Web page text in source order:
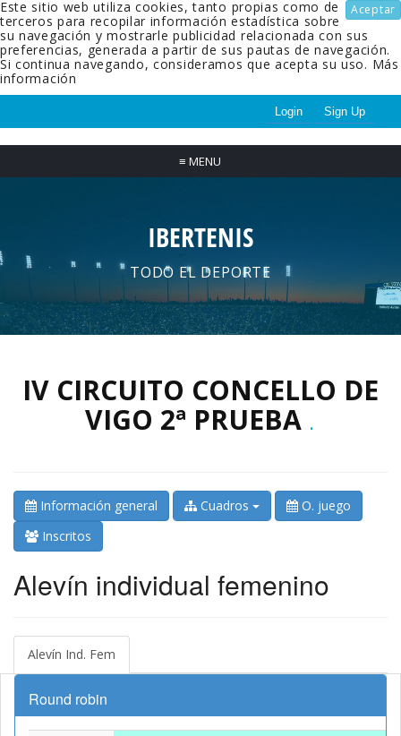
Aceptar
Este sitio web utiliza cookies, tanto propias como de
terceros para recopilar información estadística sobre
su navegación y mostrarle publicidad relacionada con sus
preferencias, generada a partir de sus pautas de navegación.
Si continua navegando, consideramos que acepta su uso. Más
información
Login Sign Up
≡ MENU
IBERTENIS
TODO EL DEPORTE
IV CIRCUITO CONCELLO DE
VIGO 2ª PRUEBA .
Información general Cuadros
O. juego
Inscritos
Alevín individual femenino
Alevín Ind. Fem
Round robin